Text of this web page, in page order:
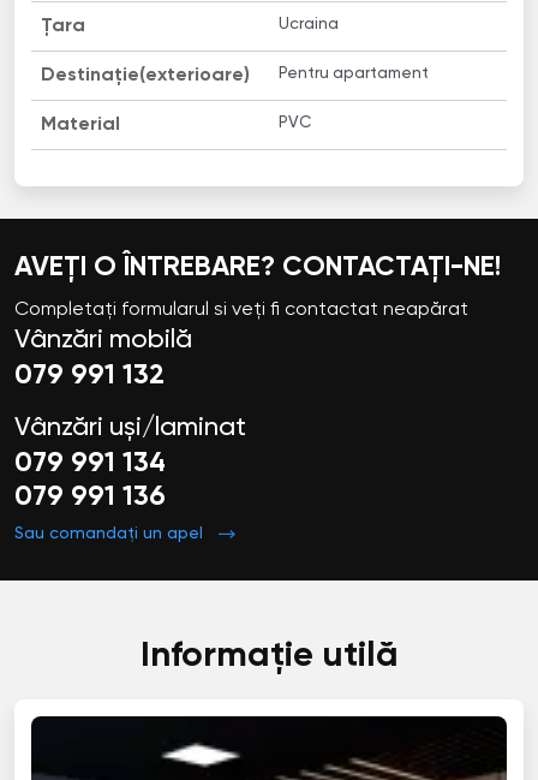
Țara Ucraina
Destinație(exterioare) Pentru apartament
Material PVC
AVEȚI O ÎNTREBARE? CONTACTAȚI-NE!
Completați formularul si veți fi contactat neapărat
Vânzări mobilă
079 991 132
Vânzări uși/laminat
079 991 134
079 991 136
Sau comandați un apel
Informație utilă